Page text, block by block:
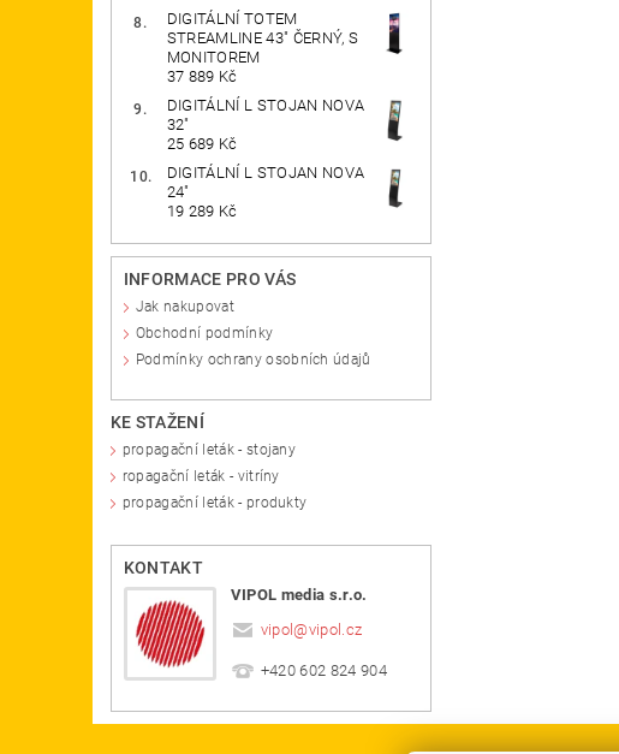
DIGITÁLNÍ TOTEM
STREAMLINE 43" ČERNÝ, S
MONITOREM
37 889 Kč
DIGITÁLNÍ L STOJAN NOVA
32"
25 689 Kč
DIGITÁLNÍ L STOJAN NOVA
24"
19 289 Kč
INFORMACE PRO VÁS
Jak nakupovat
Obchodní podmínky
Podmínky ochrany osobních údajů
KE STAŽENÍ
propagační leták - stojany
ropagační leták - vitríny
propagační leták - produkty
KONTAKT
VIPOL media s.r.o.
vipol@vipol.cz
+420 602 824 904